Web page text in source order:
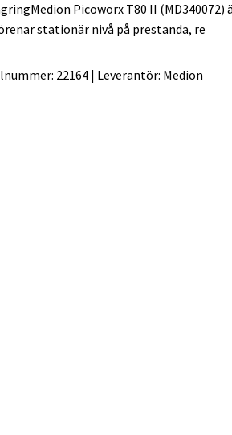
Picoworx T80 II (MD340072)
stationär nivå på prestanda, re
22164 | Leverantör: Medion